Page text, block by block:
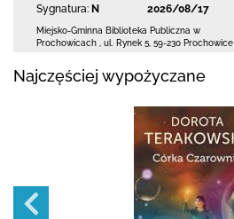
Sygnatura: N
2026/08/17
Miejsko-Gminna Biblioteka Publiczna w
Prochowicach
ul. Rynek 5 59-230 Prochowice
Najczęściej wypożyczane